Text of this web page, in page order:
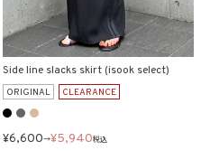
Side line slacks skirt (isook select)
ORIGINAL CLEARANCE
¥6,600→¥5,940税込